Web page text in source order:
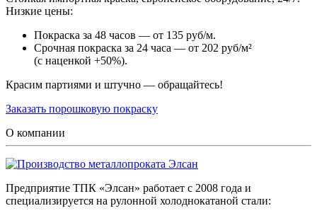
Низкие цены:
Покраска за 48 часов — от 135 руб/м.
Срочная покраска за 24 часа — от 202 руб/м²
(с наценкой +50%).
Красим партиями и штучно — обращайтесь!
Заказать порошковую покраску
О компании
Предприятие ТПК «Элсан» работает с 2008 года и
специализируется на рулонной холоднокатаной стали: